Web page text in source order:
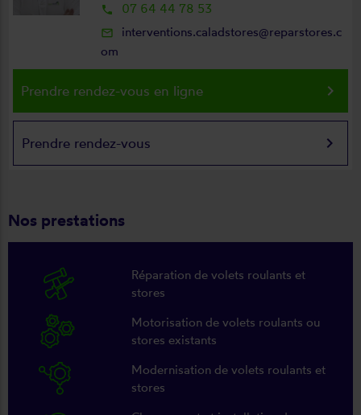
local_phone 07 64 44 78 53
mail_outline
interventions.caladstores@reparstores.c
om
Prendre rendez-vous en ligne keyboard_arrow_right
Prendre rendez-vous keyboard_arrow_right
Nos prestations
Réparation de volets roulants et
stores
Motorisation de volets roulants ou
stores existants
Modernisation de volets roulants et
stores